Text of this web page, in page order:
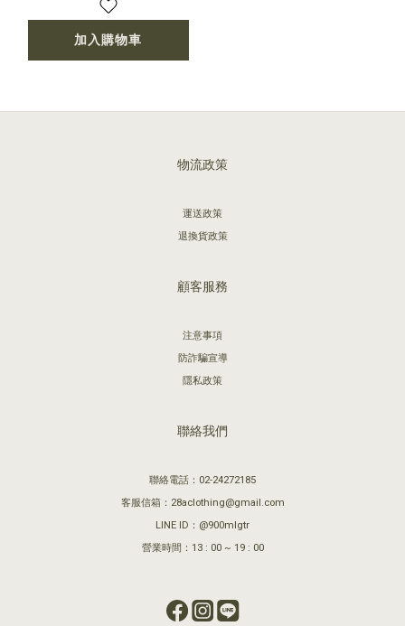
加入購物車
物流政策
運送政策
退換貨政策
顧客服務
注意事項
防詐騙宣導
隱私政策
聯絡我們
聯絡電話：02-24272185
客服信箱：28aclothing@gmail.com
LINE ID：@900mlgtr
營業時間：13 : 00 ~ 19 : 00